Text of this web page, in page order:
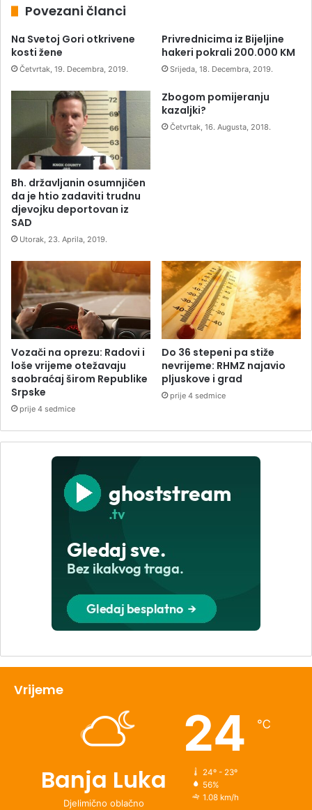
Povezani članci
Na Svetoj Gori otkrivene
kosti žene
Četvrtak, 19. Decembra, 2019.
Privrednicima iz Bijeljine
hakeri pokrali 200.000 KM
Srijeda, 18. Decembra, 2019.
Bh. državljanin osumnjičen
da je htio zadaviti trudnu
djevojku deportovan iz
SAD
Utorak, 23. Aprila, 2019.
Zbogom pomijeranju
kazaljki?
Četvrtak, 16. Augusta, 2018.
Vozači na oprezu: Radovi i
loše vrijeme otežavaju
saobraćaj širom Republike
Srpske
prije 4 sedmice
Do 36 stepeni pa stiže
nevrijeme: RHMZ najavio
pljuskove i grad
prije 4 sedmice
Vrijeme
Banja Luka
Djelimično oblačno
24 ℃
24º - 23º
56%
1.08 km/h